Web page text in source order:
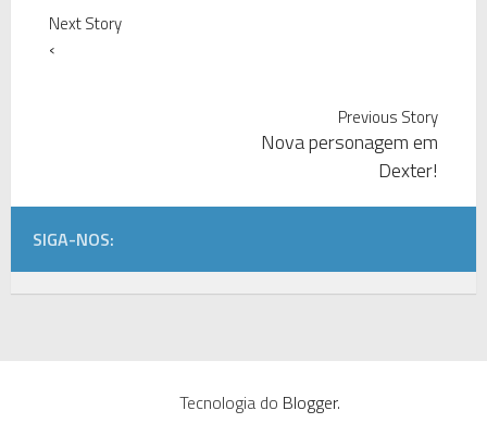
Next Story
‹
Previous Story
Nova personagem em
Dexter!
SIGA-NOS:
Tecnologia do Blogger.